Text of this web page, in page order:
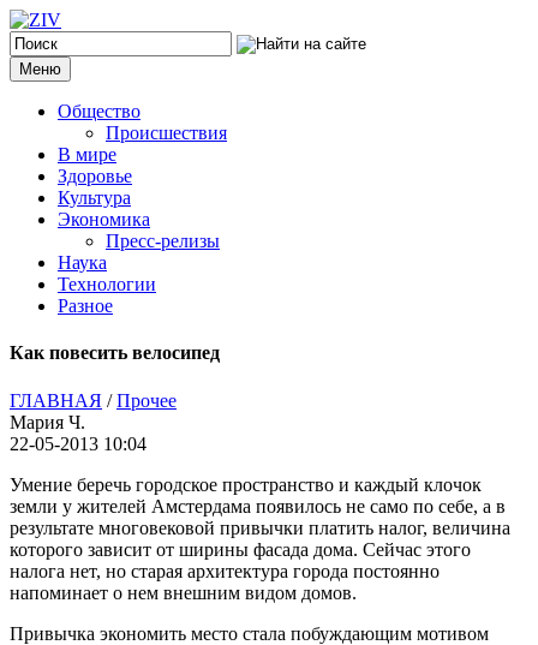
Меню
Общество
Происшествия
В мире
Здоровье
Культура
Экономика
Пресс-релизы
Наука
Технологии
Разное
Как повесить велосипед
ГЛАВНАЯ /Прочее
Мария Ч.
22-05-2013 10:04
Умение беречь городское пространство и каждый клочок
земли у жителей Амстердама появилось не само по себе, а в
результате многовековой привычки платить налог, величина
которого зависит от ширины фасада дома. Сейчас этого
налога нет, но старая архитектура города постоянно
напоминает о нем внешним видом домов.
Привычка экономить место стала побуждающим мотивом